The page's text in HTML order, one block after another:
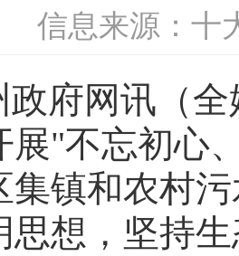
信息来源：十
政府网讯（
展"不忘初心
集镇和农村
思想，坚持